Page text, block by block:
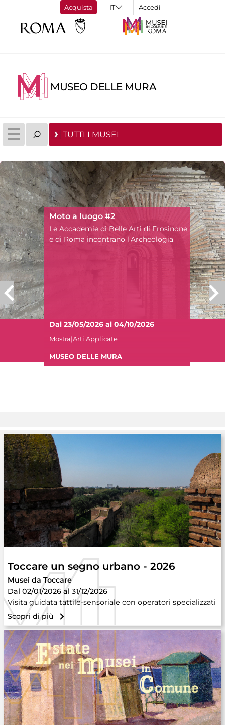
Acquista Accedi
MUSEO DELLE MURA
TUTTI I MUSEI
Moto a luogo #2
Le Accademie di Belle Arti di Frosinone
e di Roma incontrano l’Archeologia
Dal 23/05/2026 al 04/10/2026
Mostra|Arti Applicate
MUSEO DELLE MURA
Toccare un segno urbano - 2026
Musei da Toccare
Dal 02/01/2026 al 31/12/2026
Visita guidata tattile-sensoriale con operatori specializzati
Scopri di più